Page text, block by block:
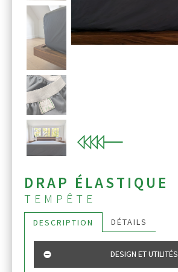
DRAP ÉLASTIQUE
TEMPÊTE
DESCRIPTION DÉTAILS
DESIGN ET UTILITÉS